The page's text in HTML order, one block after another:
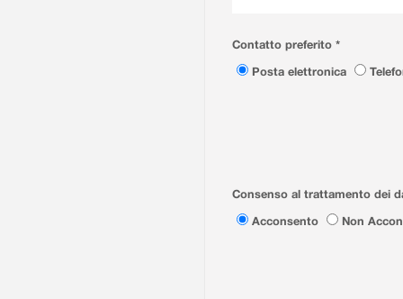
Contatto preferito *
Posta elettronica
Consenso al trattamento dei
Acconsento
Non